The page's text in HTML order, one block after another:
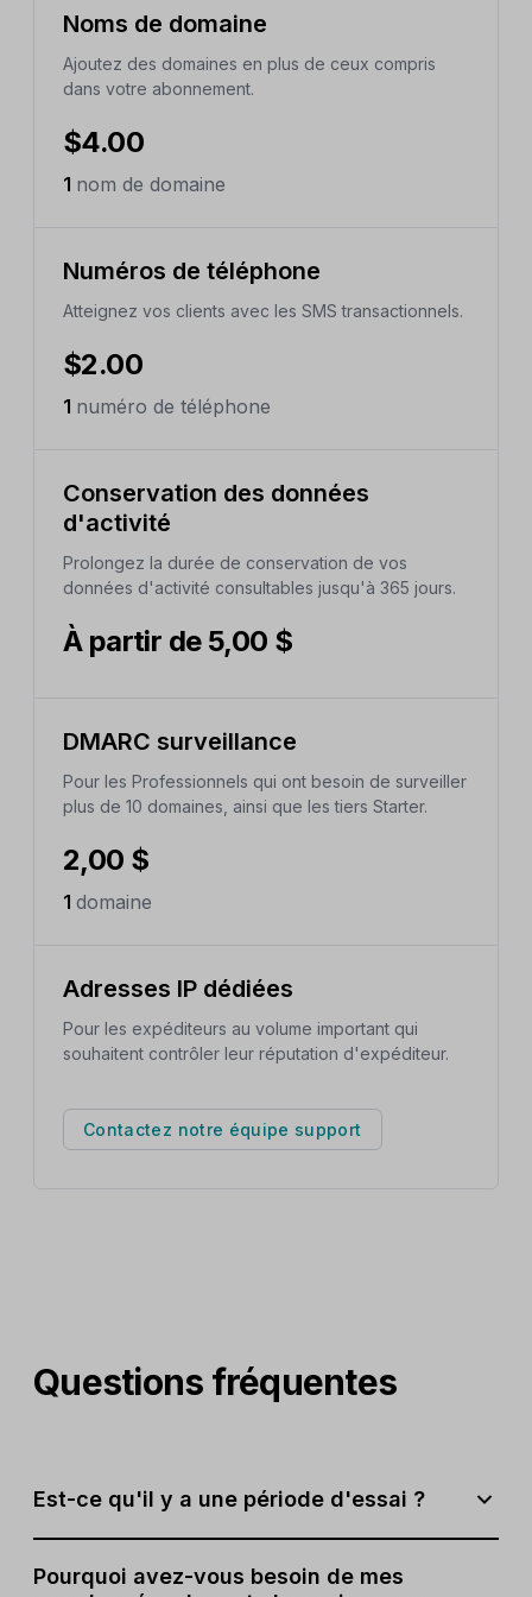
Noms de domaine
Ajoutez des domaines en plus de ceux compris
dans votre abonnement.
$4.00
1 nom de domaine
Numéros de téléphone
Atteignez vos clients avec les SMS transactionnels.
$2.00
1 numéro de téléphone
Conservation des données
d'activité
Prolongez la durée de conservation de vos
données d'activité consultables jusqu'à 365 jours.
À partir de 5,00 $
DMARC surveillance
Pour les Professionnels qui ont besoin de surveiller
plus de 10 domaines, ainsi que les tiers Starter.
2,00 $
1 domaine
Adresses IP dédiées
Pour les expéditeurs au volume important qui
souhaitent contrôler leur réputation d'expéditeur.
Contactez notre équipe support
Questions fréquentes
Est-ce qu'il y a une période d'essai ?
essayer toutes les fonctionnalités comprises dans
Pourquoi avez-vous besoin de mes